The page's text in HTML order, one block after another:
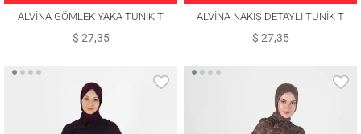
ALVİNA GÖMLEK YAKA TUNİK T
42444
$ 27,35
ALVİNA NAKIŞ DETAYLI TUNİK T
$ 27,35